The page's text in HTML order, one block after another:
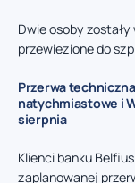
Dwie osoby
przewiezione do
Przerwa
natychmiastowe i
sierpnia
Klienci banku
zaplanowanej